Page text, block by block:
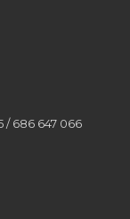
/ 686 647 066